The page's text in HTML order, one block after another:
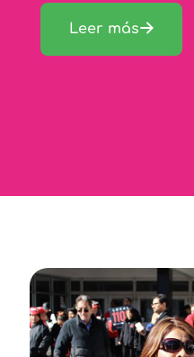
Leer más